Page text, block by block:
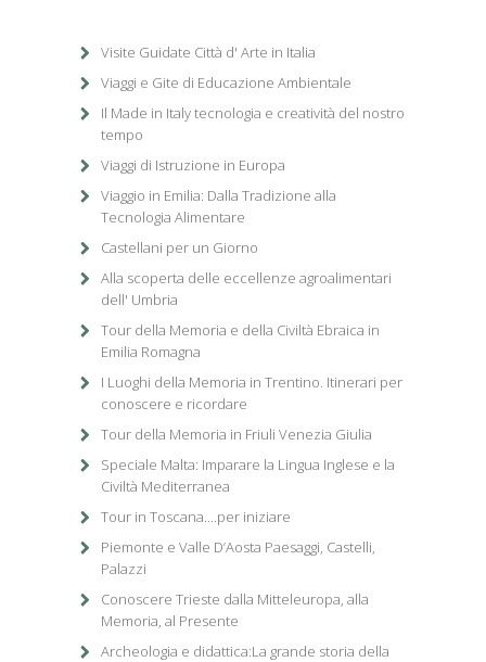
Visite Guidate Città d' Arte in Italia
Viaggi e Gite di Educazione Ambientale
Il Made in Italy tecnologia e creatività del nostro
tempo
Viaggi di Istruzione in Europa
Viaggio in Emilia: Dalla Tradizione alla
Tecnologia Alimentare
Castellani per un Giorno
Alla scoperta delle eccellenze agroalimentari
dell' Umbria
Tour della Memoria e della Civiltà Ebraica in
Emilia Romagna
I Luoghi della Memoria in Trentino. Itinerari per
conoscere e ricordare
Tour della Memoria in Friuli Venezia Giulia
Speciale Malta: Imparare la Lingua Inglese e la
Civiltà Mediterranea
Tour in Toscana....per iniziare
Piemonte e Valle D’Aosta Paesaggi, Castelli,
Palazzi
Conoscere Trieste dalla Mitteleuropa, alla
Memoria, al Presente
Archeologia e didattica:La grande storia della